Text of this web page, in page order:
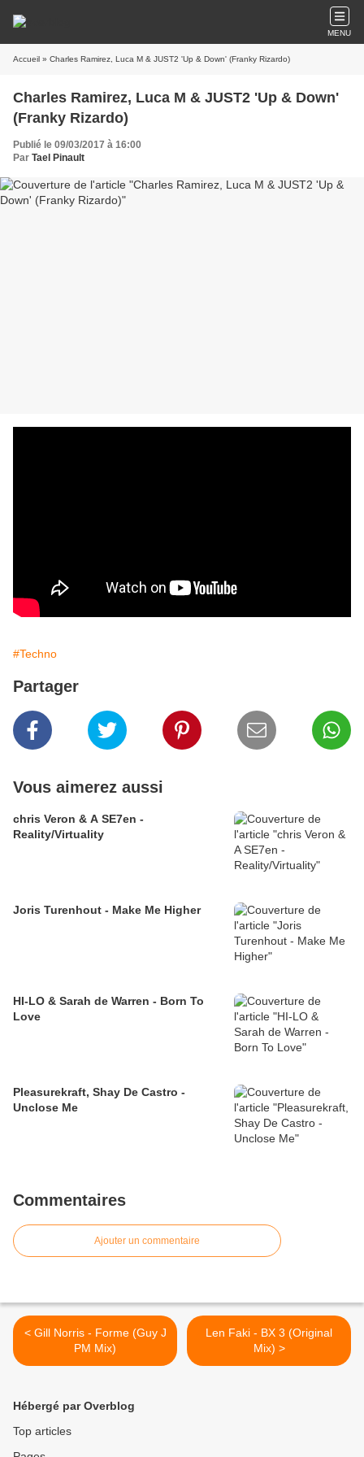
MENU
Accueil » Charles Ramirez, Luca M & JUST2 'Up & Down' (Franky Rizardo)
Charles Ramirez, Luca M & JUST2 'Up & Down'
(Franky Rizardo)
Publié le 09/03/2017 à 16:00
Par Tael Pinault
#Techno
Partager
Vous aimerez aussi
chris Veron & A SE7en -
Reality/Virtuality
Joris Turenhout - Make Me Higher
HI-LO & Sarah de Warren - Born To
Love
Pleasurekraft, Shay De Castro -
Unclose Me
Commentaires
Ajouter un commentaire
< Gill Norris - Forme (Guy J
PM Mix)
Len Faki - BX 3 (Original
Mix) >
Hébergé par Overblog
Top articles